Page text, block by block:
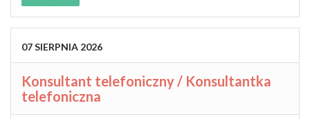
07SIERPNIA 2026
Konsultant telefoniczny / Konsultantka
telefoniczna